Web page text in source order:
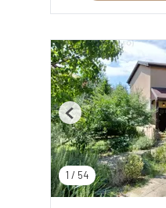
1 / 54
Previous